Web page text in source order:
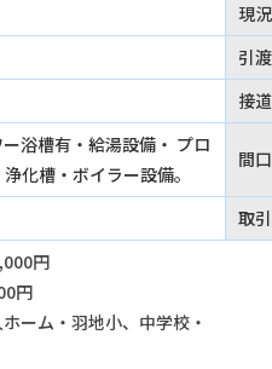
現況
引渡
接
浴槽有・給湯設備・ プロ
化槽・ボイラー設備。
間
取
円
円
ーム・羽地小、中学校・